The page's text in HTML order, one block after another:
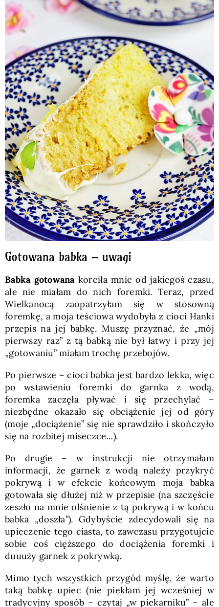
Gotowana babka – uwagi
Babka gotowanakorciła mnie od jakiegoś czasu,
ale nie miałam do nich foremki. Teraz, przed
Wielkanocą zaopatrzyłam się w stosowną
foremkę, a moja teściowa wydobyła z cioci Hanki
przepis na jej babkę. Muszę przyznać, że „mój
pierwszy raz” z tą babką nie był łatwy i przy jej
„gotowaniu” miałam trochę przebojów.
Po pierwsze – cioci babka jest bardzo lekka, więc
po wstawieniu foremki do garnka z wodą,
foremka zaczęła pływać i się przechylać –
niezbędne okazało się obciążenie jej od góry
(moje „dociążenie” się nie sprawdziło i skończyło
się na rozbitej miseczce…).
Po drugie – w instrukcji nie otrzymałam
informacji, że garnek z wodą należy przykryć
pokrywą i w efekcie końcowym moja babka
gotowała się dłużej niż w przepisie (na szczęście
zeszło na mnie olśnienie z tą pokrywą i w końcu
babka „doszła”). Gdybyście zdecydowali się na
upieczenie tego ciasta, to zawczasu przygotujcie
sobie coś cięższego do dociążenia foremki i
duuuży garnek z pokrywką.
Mimo tych wszystkich przygód myślę, że warto
taką babkę upiec (nie piekłam jej wcześniej w
tradycyjny sposób – czytaj „w piekarniku” – ale